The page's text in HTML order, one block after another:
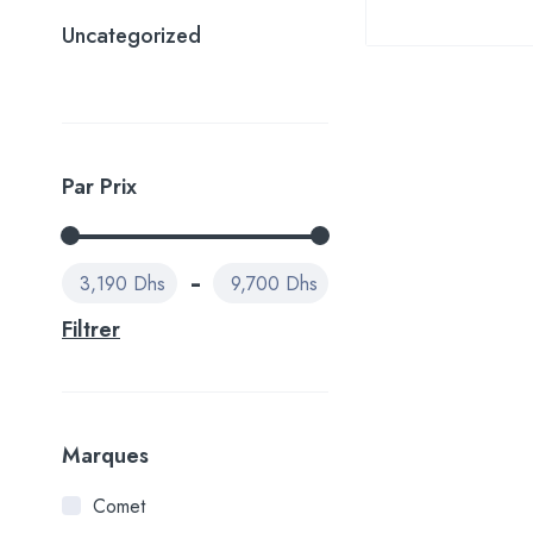
Uncategorized
Par Prix
Filtrer
3,190 Dhs 9,700 Dhs
Marques
Comet